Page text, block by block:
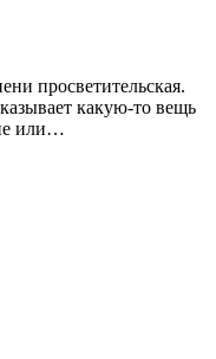
просветительская.
какую-то вещь
или…